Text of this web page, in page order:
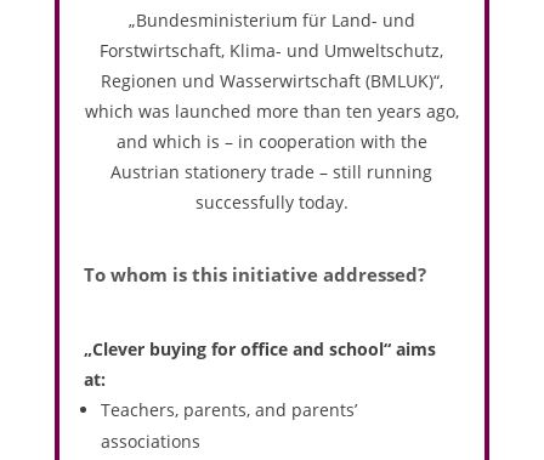
„Bundesministerium für Land- und
Forstwirtschaft, Klima- und Umweltschutz,
Regionen und Wasserwirtschaft (BMLUK)“,
which was launched more than ten years ago,
and which is – in cooperation with the
Austrian stationery trade – still running
successfully today.
To whom is this initiative addressed?
„Clever buying for office and school“ aims
at:
Teachers, parents, and parents’
associations